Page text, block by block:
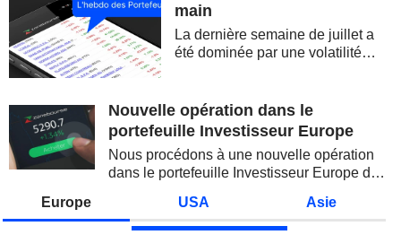
main
La dernière semaine de juillet a
été dominée par une volatilité
semi-conducteurs. Les
inquiétudes sur la soutenabilité
Nouvelle opération dans le
portefeuille Investisseur Europe
Nous procédons à une nouvelle opération
dans le portefeuille Investisseur Europe de
Europe USA Asie